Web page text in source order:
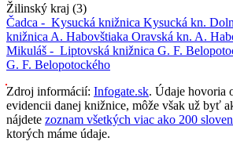
Žilinský kraj (3)
Čadca - Kysucká knižnica Kysucká kn.
knižnica A. Habovštiaka Oravská kn. A.
Mikuláš - Liptovská knižnica G. F.
G. F. Belopotockého
Zdroj informácií: Infogate.sk. Údaje hovoria
evidencii danej knižnice, môže však už byť
nájdete zoznam všetkých viac ako 200
ktorých máme údaje.